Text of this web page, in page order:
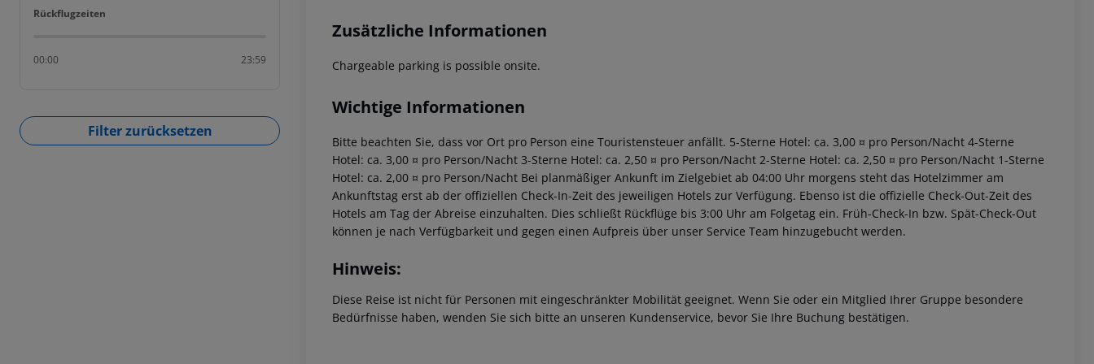
Rückflugzeiten
Rückflugzeiten
00:00 23:59
Filter zurücksetzen
Zusätzliche Informationen
Chargeable parking is possible onsite.
Wichtige Informationen
Bitte beachten Sie, dass vor Ort pro Person eine Touristensteuer anfällt. 5-Sterne Hotel: ca. 3,00 ¤ pro Person/Nacht 4-Sterne
Hotel: ca. 3,00 ¤ pro Person/Nacht 3-Sterne Hotel: ca. 2,50 ¤ pro Person/Nacht 2-Sterne Hotel: ca. 2,50 ¤ pro Person/Nacht 1-Sterne
Hotel: ca. 2,00 ¤ pro Person/Nacht Bei planmäßiger Ankunft im Zielgebiet ab 04:00 Uhr morgens steht das Hotelzimmer am
Ankunftstag erst ab der offiziellen Check-In-Zeit des jeweiligen Hotels zur Verfügung. Ebenso ist die offizielle Check-Out-Zeit des
Hotels am Tag der Abreise einzuhalten. Dies schließt Rückflüge bis 3:00 Uhr am Folgetag ein. Früh-Check-In bzw. Spät-Check-Out
können je nach Verfügbarkeit und gegen einen Aufpreis über unser Service Team hinzugebucht werden.
Hinweis:
Diese Reise ist nicht für Personen mit eingeschränkter Mobilität geeignet. Wenn Sie oder ein Mitglied Ihrer Gruppe besondere
Bedürfnisse haben, wenden Sie sich bitte an unseren Kundenservice, bevor Sie Ihre Buchung bestätigen.